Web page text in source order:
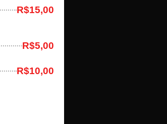
R$15,00
R$5,00
R$10,00